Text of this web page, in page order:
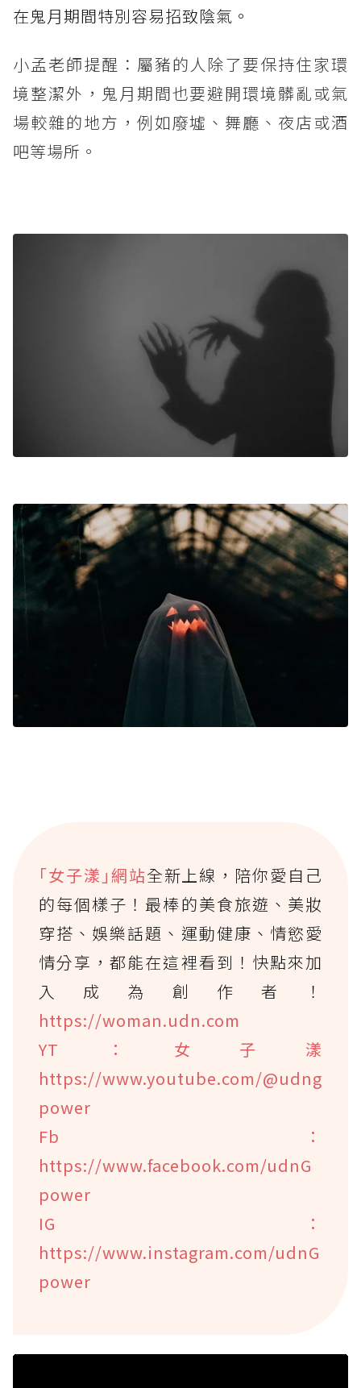
在鬼月期間特別容易招致陰氣。
小孟老師提醒：屬豬的人除了要保持住家環
境整潔外，鬼月期間也要避開環境髒亂或氣
場較雜的地方，例如廢墟、舞廳、夜店或酒
吧等場所。
｢女子漾｣網站全新上線，陪你愛自己
的每個樣子！最棒的美食旅遊、美妝
穿搭、娛樂話題、運動健康、情慾愛
情分享，都能在這裡看到！快點來加
入成為創作者！
https://woman.udn.com
YT：女子漾
https://www.youtube.com/@udng
power
Fb：
https://www.facebook.com/udnG
power
IG：
https://www.instagram.com/udnG
power